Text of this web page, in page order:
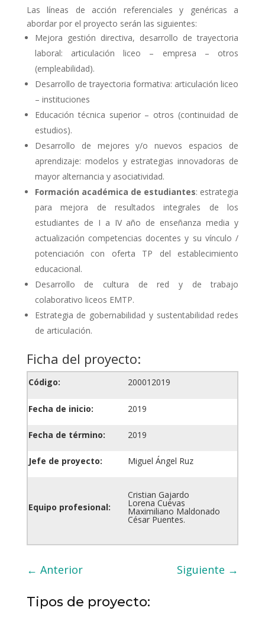
Las líneas de acción referenciales y genéricas a
abordar por el proyecto serán las siguientes:
Mejora gestión directiva, desarrollo de trayectoria
laboral: articulación liceo – empresa – otros
(empleabilidad).
Desarrollo de trayectoria formativa: articulación liceo
– instituciones
Educación técnica superior – otros (continuidad de
estudios).
Desarrollo de mejores y/o nuevos espacios de
aprendizaje: modelos y estrategias innovadoras de
mayor alternancia y asociatividad.
Formación académica de estudiantes: estrategia
para mejora de resultados integrales de los
estudiantes de I a IV año de enseñanza media y
actualización competencias docentes y su vínculo /
potenciación con oferta TP del establecimiento
educacional.
Desarrollo de cultura de red y de trabajo
colaborativo liceos EMTP.
Estrategia de gobernabilidad y sustentabilidad redes
de articulación.
Ficha del proyecto:
Código: 200012019
Fecha de inicio: 2019
Fecha de término: 2019
Jefe de proyecto: Miguel Ángel Ruz
Equipo profesional:
Cristian Gajardo
Lorena Cuevas
Maximiliano Maldonado
César Puentes.
← Anterior Siguiente →
Tipos de proyecto: